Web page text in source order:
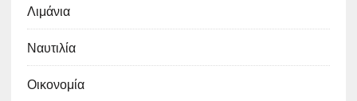
Λιμάνια
Ναυτιλία
Οικονομία